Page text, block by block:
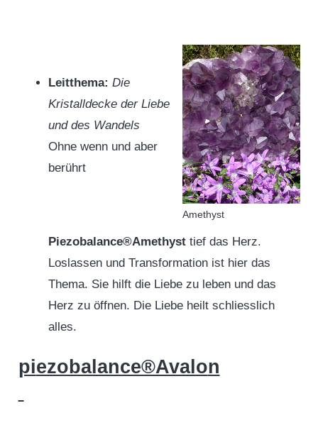
Amethyst
Leitthema: Die
Kristalldecke der Liebe
und des Wandels
Ohne wenn und aber
berührt
Piezobalance®Amethyst tief das Herz.
Loslassen und Transformation ist hier das
Thema. Sie hilft die Liebe zu leben und das
Herz zu öffnen. Die Liebe heilt schliesslich
alles.
piezobalance®Avalon